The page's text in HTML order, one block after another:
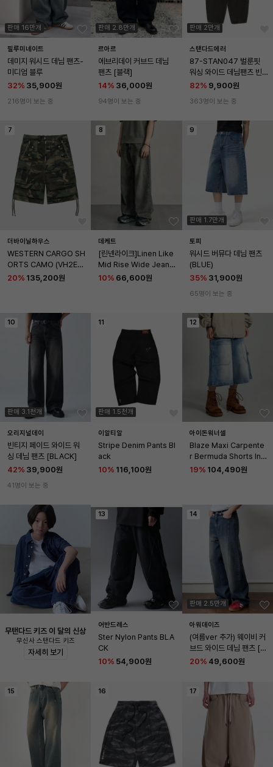
판매 16만개
필루미네이트
데미지 워시드 데님 팬츠-
미디엄 블루
32% 35,900원
216명이 보는 중
판매 2.8만개
르아르
에브리데이 커브드 데님
팬츠 [블랙]
14% 36,000원
94명이 보는 중
판매 2만개
스탠다드에러
87-STAN047 벌룬핏
워싱 와이드 데님팬츠 빈
티지 블랙
82% 9,900원
363명이 보는 중
7
더바이닐하우스
WESTERN CARGO SH
ORTS CAMO (VH2EM
UPA61A)
20% 135,200원
8
데케트
[린넨라이크]Linen Like
Mid Rise Wide Jeans
DCPT039RustBrown
10% 66,600원
9
판매 1.7만개
토피
워시드 버뮤다 데님 팬츠
(BLUE)
35% 31,900원
65명이 보는 중
10
판매 3.1천개
오리지널데이
빈티지 페이드 와이드 워
싱 데님 팬츠 [BLACK]
42% 39,900원
41명이 보는 중
11
판매 1.5천개
이알티알
Stripe Denim Pants Bl
ack
10% 116,100원
12
아이돈워너셀
Blaze Maxi Carpente
r Bermuda Shorts Indi
go
19% 104,490원
무탠다드 키즈 이 달의 신상
무신사 스탠다드 키즈
자세히 보기
13
어반드레스
Ster Nylon Pants BLA
CK
10% 54,900원
14
판매 2.5만개
아워데이즈
(여름ver 추가) 웨이비 커
브드 와이드 데님 팬츠 [B
LUE]
20% 49,600원
15 16 17